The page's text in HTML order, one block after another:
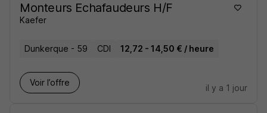
Monteurs Echafaudeurs H/F
Kaefer
Dunkerque - 59 CDI 12,72 - 14,50 € / heure
Voir l’offre
il y a 1 jour